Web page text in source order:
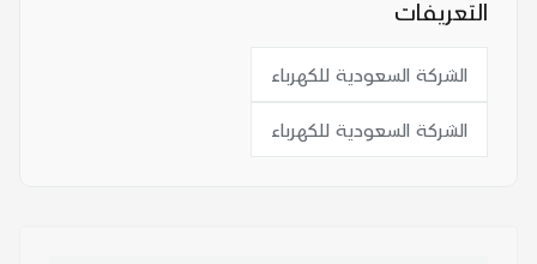
التعريفات
الشركة السعودية للكهرباء
الشركة السعودية للكهرباء